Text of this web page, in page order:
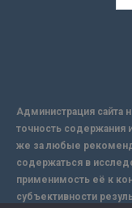
Администрация сайта
точность содержания
же за любые
содержаться в
применимость её к
субъективности